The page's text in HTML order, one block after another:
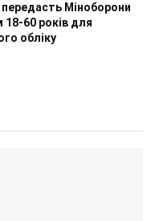
Міноборони
18-60 років для
обліку